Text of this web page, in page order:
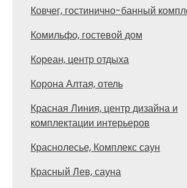
Ковчег, гостинично-банный
Комильфо, гостевой дом
Кореан, центр отдыха
Корона Алтая, отель
Красная Линия, центр дизайна и
комплектации интерьеров
Краснолесье, Комплекс саун
Красный Лев, сауна